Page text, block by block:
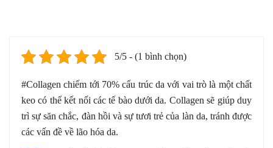
5/5 - (1 bình chọn)
#Collagen chiếm tới 70% cấu trúc da với vai trò là một chất
keo có thể kết nối các tế bào dưới da. Collagen sẽ giúp duy
trì sự săn chắc, đàn hồi và sự tươi trẻ của làn da, tránh được
các vấn đề về lão hóa da.